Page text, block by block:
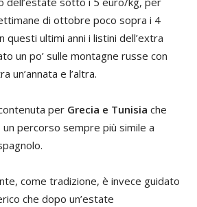
di ottobre poco sopra i 4
questi ultimi anni i listini dell’extra
un po’ sulle montagne russe con
un’annata e l’altra.
per Grecia e Tunisia che
percorso sempre più simile a
come tradizione, è invece guidato
che dopo un’estate